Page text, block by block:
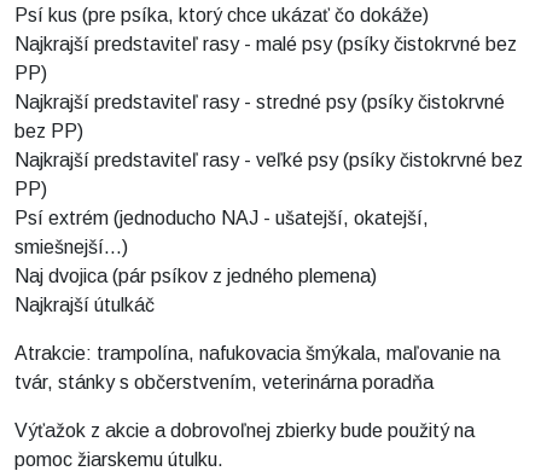
Psí kus (pre psíka, ktorý chce ukázať čo dokáže)
Najkrajší predstaviteľ rasy - malé psy (psíky čistokrvné bez
PP)
Najkrajší predstaviteľ rasy - stredné psy (psíky čistokrvné
bez PP)
Najkrajší predstaviteľ rasy - veľké psy (psíky čistokrvné bez
PP)
Psí extrém (jednoducho NAJ - ušatejší, okatejší,
smiešnejší...)
Naj dvojica (pár psíkov z jedného plemena)
Najkrajší útulkáč
Atrakcie: trampolína, nafukovacia šmýkala, maľovanie na
tvár, stánky s občerstvením, veterinárna poradňa
Výťažok z akcie a dobrovoľnej zbierky bude použitý na
pomoc žiarskemu útulku.